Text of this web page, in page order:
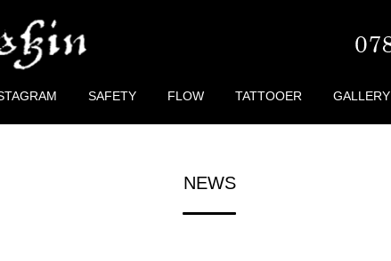
SAFETY FLOW TATTOOER GALLERY
NEWS